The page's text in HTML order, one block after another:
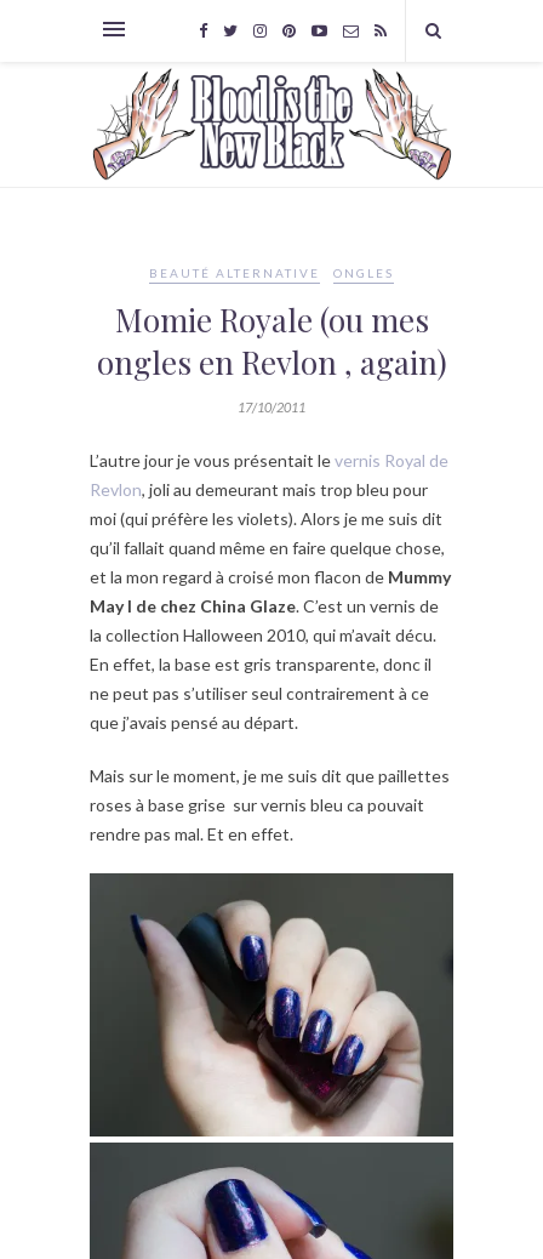
BEAUTÉ ALTERNATIVE ONGLES
Momie Royale (ou mes
ongles en Revlon , again)
17/10/2011
L’autre jour je vous présentait levernis Royal de
Revlon, joli au demeurant mais trop bleu pour
moi (qui préfère les violets). Alors je me suis dit
qu’il fallait quand même en faire quelque chose,
et la mon regard à croisé mon flacon de Mummy
May I de chez China Glaze. C’est un vernis de
la collection Halloween 2010, qui m’avait décu.
En effet, la base est gris transparente, donc il
ne peut pas s’utiliser seul contrairement à ce
que j’avais pensé au départ.
Mais sur le moment, je me suis dit que paillettes
roses à base grise sur vernis bleu ca pouvait
rendre pas mal. Et en effet.